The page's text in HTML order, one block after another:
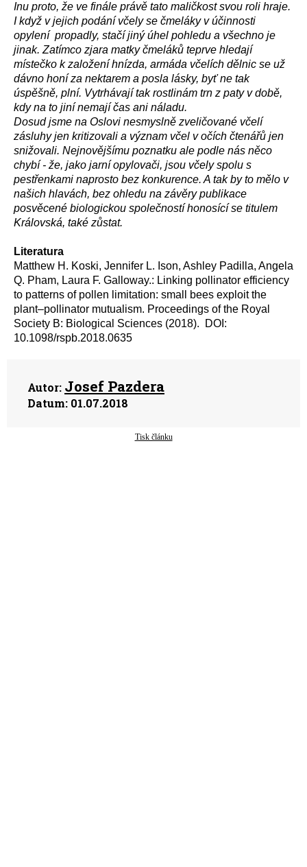
Inu proto, že ve finále právě tato maličkost svou roli hraje.
I když v jejich podání včely se čmeláky v účinnosti
opylení propadly, stačí jiný úhel pohledu a všechno je
jinak. Zatímco zjara matky čmeláků teprve hledají
místečko k založení hnízda, armáda včelích dělnic se už
dávno honí za nektarem a posla lásky, byť ne tak
úspěšně, plní. Vytrhávají tak rostlinám trn z paty v době,
kdy na to jiní nemají čas ani náladu.
Dosud jsme na Oslovi nesmyslně zveličované včelí
zásluhy jen kritizovali a význam včel v očích čtenářů jen
snižovali. Nejnovějšímu poznatku ale podle nás něco
chybí - že, jako jarní opylovači, jsou včely spolu s
pestřenkami naprosto bez konkurence. A tak by to mělo v
našich hlavách, bez ohledu na závěry publikace
posvěcené biologickou společností honosící se titulem
Královská, také zůstat.
Literatura
Matthew H. Koski, Jennifer L. Ison, Ashley Padilla, Angela
Q. Pham, Laura F. Galloway.: Linking pollinator efficiency
to patterns of pollen limitation: small bees exploit the
plant–pollinator mutualism. Proceedings of the Royal
Society B: Biological Sciences (2018). DOI:
10.1098/rspb.2018.0635
Autor: Josef Pazdera
Datum: 01.07.2018
Tisk článku